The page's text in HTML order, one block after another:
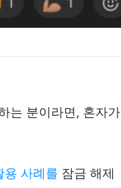
는 분이라면, 혼자가
용 사례를 잠금 해제